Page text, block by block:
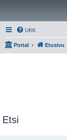
UKK
Portal Etusivu
Etsi